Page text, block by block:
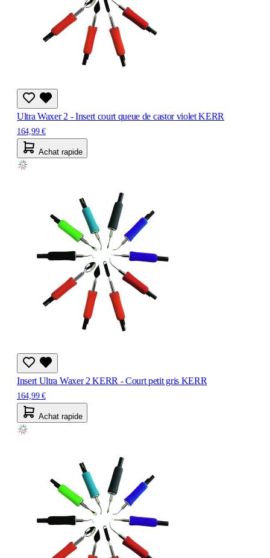
Ultra Waxer 2 - Insert court queue de castor violet KERR
164,99 €
Achat rapide
Insert Ultra Waxer 2 KERR - Court petit gris KERR
164,99 €
Achat rapide